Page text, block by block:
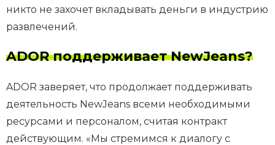
никто не захочет вкладывать деньги в индустрию
развлечений.
ADOR поддерживает NewJeans?
ADOR заверяет, что продолжает поддерживать
деятельность NewJeans всеми необходимыми
ресурсами и персоналом, считая контракт
действующим. «Мы стремимся к диалогу с